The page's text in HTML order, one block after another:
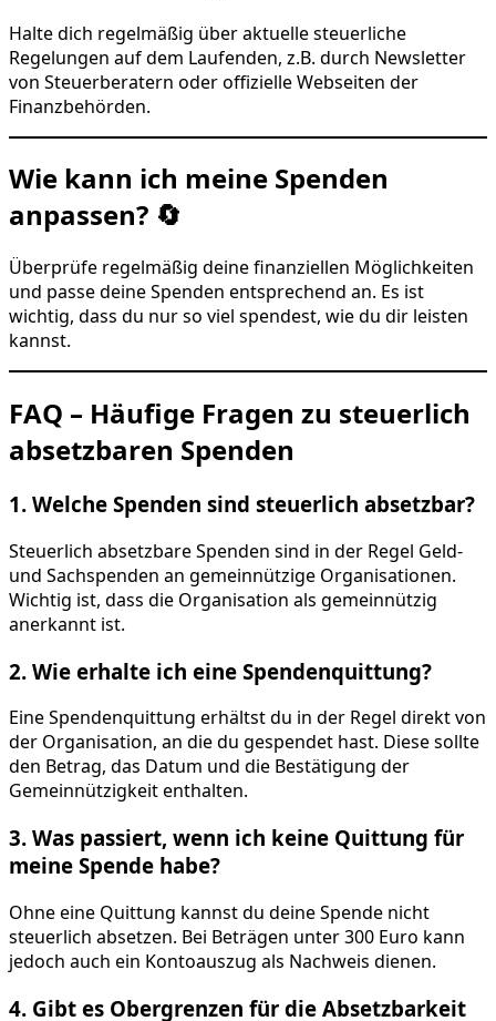
Halte dich regelmäßig über aktuelle steuerliche
Regelungen auf dem Laufenden, z.B. durch Newsletter
von Steuerberatern oder offizielle Webseiten der
Finanzbehörden.
Wie kann ich meine Spenden
anpassen? 🔄
Überprüfe regelmäßig deine finanziellen Möglichkeiten
und passe deine Spenden entsprechend an. Es ist
wichtig, dass du nur so viel spendest, wie du dir leisten
kannst.
FAQ – Häufige Fragen zu steuerlich
absetzbaren Spenden
1. Welche Spenden sind steuerlich absetzbar?
Steuerlich absetzbare Spenden sind in der Regel Geld-
und Sachspenden an gemeinnützige Organisationen.
Wichtig ist, dass die Organisation als gemeinnützig
anerkannt ist.
2. Wie erhalte ich eine Spendenquittung?
Eine Spendenquittung erhältst du in der Regel direkt von
der Organisation, an die du gespendet hast. Diese sollte
den Betrag, das Datum und die Bestätigung der
Gemeinnützigkeit enthalten.
3. Was passiert, wenn ich keine Quittung für
meine Spende habe?
Ohne eine Quittung kannst du deine Spende nicht
steuerlich absetzen. Bei Beträgen unter 300 Euro kann
jedoch auch ein Kontoauszug als Nachweis dienen.
4. Gibt es Obergrenzen für die Absetzbarkeit